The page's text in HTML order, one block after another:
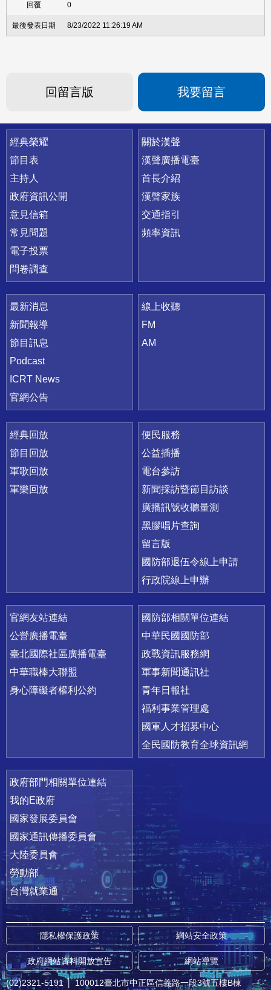
0
8/23/2022 11:26:19 AM
回留言版 我要留言
快速連結
經典榮耀
節目表
主持人
政府資訊公開
意見信箱
常見問題
電子投票
問卷調查
關於漢聲
漢聲廣播電臺
首長介紹
漢聲家族
交通指引
頻率資訊
最新消息
新聞報導
節目訊息
Podcast
ICRT News
官網公告
線上收聽
FM
AM
經典回放
節目回放
軍歌回放
軍樂回放
便民服務
公益插播
電台參訪
新聞採訪暨節目訪談
廣播訊號收聽量測
黑膠唱片查詢
留言版
國防部退伍令線上申請
行政院線上申辦
官網友站連結
公營廣播電臺
臺北國際社區廣播電臺
中華職棒大聯盟
身心障礙者權利公約
國防部相關單位連結
中華民國國防部
政戰資訊服務網
軍事新聞通訊社
青年日報社
福利事業管理處
國軍人才招募中心
全民國防教育全球資訊網
政府部門相關單位連結
我的E政府
國家發展委員會
國家通訊傳播委員會
大陸委員會
勞動部
台灣就業通
隱私權保護政策 網站安全政策
政府網站資料開放宣告 網站導覽
(02)2321-5191 │ 100012臺北市中正區信義路一段3號五樓B棟